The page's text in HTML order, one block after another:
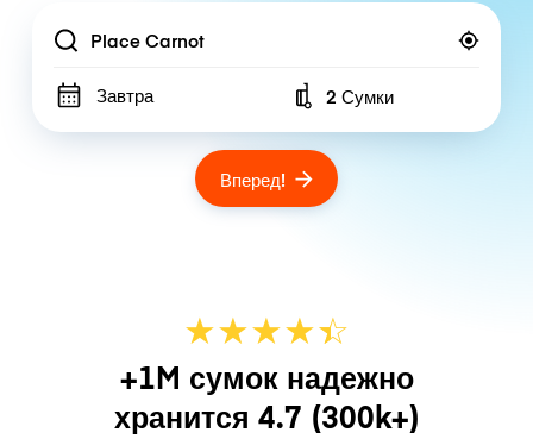
Location
Завтра Number of bags
2 Сумки
Вперед!
★★★★☆
★
+1M сумок надежно
хранится 4.7 (300k+)